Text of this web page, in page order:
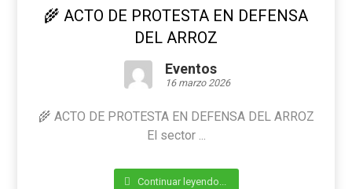
🌾 ACTO DE PROTESTA EN DEFENSA
DEL ARROZ
Eventos
16 marzo 2026
🌾 ACTO DE PROTESTA EN DEFENSA DEL ARROZ
El sector ...
Continuar leyendo...